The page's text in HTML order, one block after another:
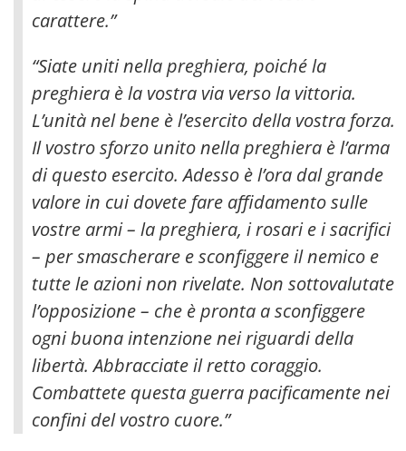
carattere.”
“Siate uniti nella preghiera, poiché la
preghiera è la vostra via verso la vittoria.
L’unità nel bene è l’esercito della vostra forza.
Il vostro sforzo unito nella preghiera è l’arma
di questo esercito. Adesso è l’ora dal grande
valore in cui dovete fare affidamento sulle
vostre armi – la preghiera, i rosari e i sacrifici
– per smascherare e sconfiggere il nemico e
tutte le azioni non rivelate. Non sottovalutate
l’opposizione – che è pronta a sconfiggere
ogni buona intenzione nei riguardi della
libertà. Abbracciate il retto coraggio.
Combattete questa guerra pacificamente nei
confini del vostro cuore.”